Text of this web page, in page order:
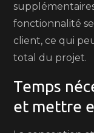
fonctionnalité
client, ce qui
total du projet.
Temps
et mettre